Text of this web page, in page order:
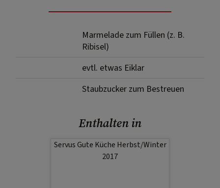
Marmelade zum Füllen (z. B.
Ribisel)
evtl. etwas Eiklar
Staubzucker zum Bestreuen
Enthalten in
Servus Gute Küche Herbst/Winter
2017